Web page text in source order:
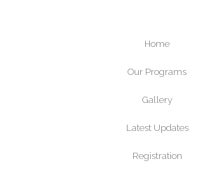
Home
Our Programs
Gallery
Latest Updates
Registration